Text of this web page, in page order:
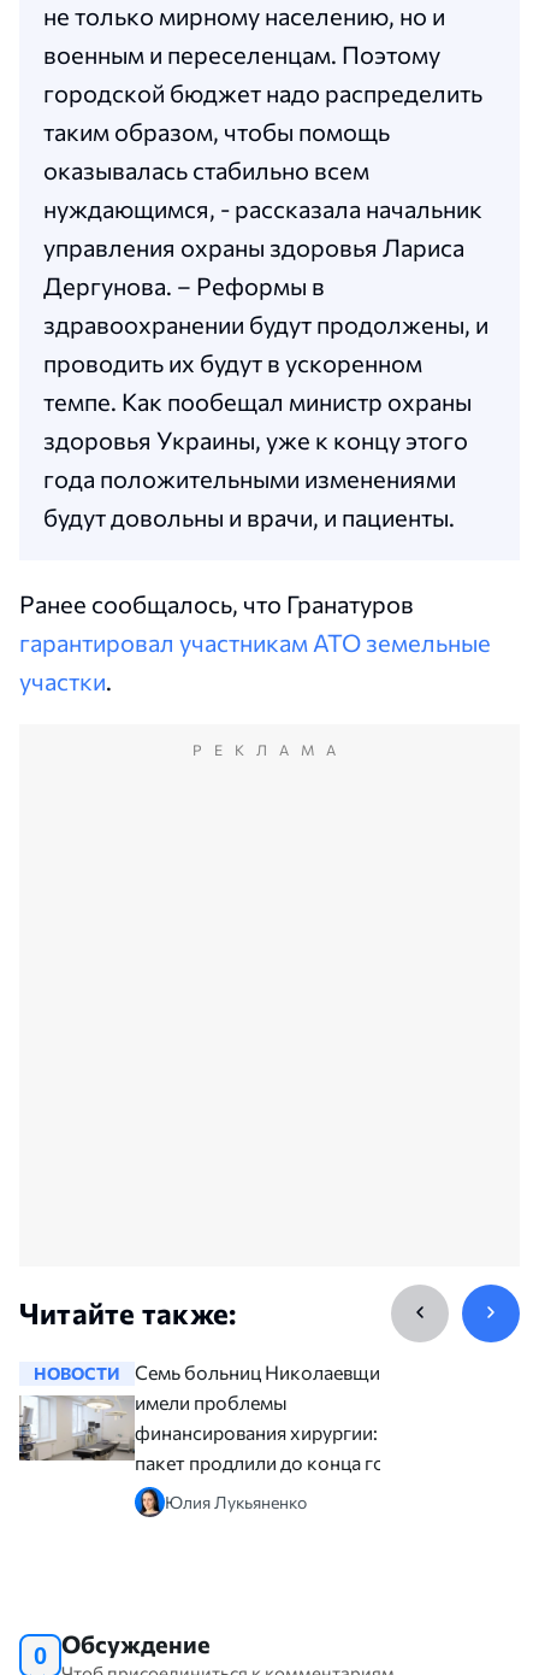
не только мирному населению, но и
военным и переселенцам. Поэтому
городской бюджет надо распределить
таким образом, чтобы помощь
оказывалась стабильно всем
нуждающимся, - рассказала начальник
управления охраны здоровья Лариса
Дергунова. – Реформы в
здравоохранении будут продолжены, и
проводить их будут в ускоренном
темпе. Как пообещал министр охраны
здоровья Украины, уже к концу этого
года положительными изменениями
будут довольны и врачи, и пациенты.
Ранее сообщалось, что Гранатуров
гарантировал участникам АТО земельные
участки.
РЕКЛАМА
Читайте также:
НОВОСТИ
Семь больниц Николаевщины
имели проблемы
финансирования хирургии:
пакет продлили до конца года
Юлия Лукьяненко
0 Обсуждение